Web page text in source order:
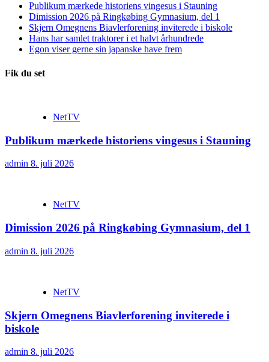
Publikum mærkede historiens vingesus i Stauning
Dimission 2026 på Ringkøbing Gymnasium, del 1
Skjern Omegnens Biavlerforening inviterede i biskole
Hans har samlet traktorer i et halvt århundrede
Egon viser gerne sin japanske have frem
Fik du set
NetTV
Publikum mærkede historiens vingesus i Stauning
admin 8. juli 2026
NetTV
Dimission 2026 på Ringkøbing Gymnasium, del 1
admin 8. juli 2026
NetTV
Skjern Omegnens Biavlerforening inviterede i
biskole
admin 8. juli 2026